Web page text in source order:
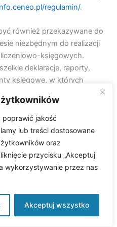
jakość
lub treści dostosowane
oraz
przycisku „Akceptuj
wykorzystywanie przez nas
Akceptuj wszystko
regulamin/.
również przekazywane do
niezbędnym do realizacji
księgowych.
deklaracje, raporty,
księgowe, w których
konieczności, Twoje
podmiotom,
do uzyskania
przepisów prawa, takim
sądy, prokuratury.
z korzystaniem z
o następujące